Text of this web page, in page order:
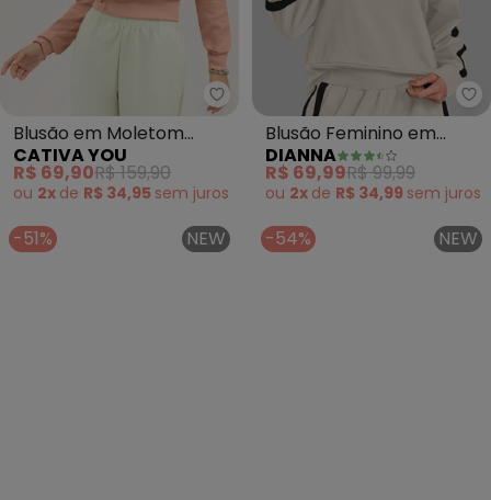
Cativa You - Blusão em
Blusão em Moletom
Texturizado (Laranja)
CATIVA YOU
R$ 69,90R$ 159,90
ou 2x de R$ 34,95 sem juros
Blusão Feminino em
Molecotton Peluciado
(Bege)
DIANNA
R$ 69,99R$ 99,99
ou 2x de R$ 34,99 sem juros
-51% NEW -54% NEW